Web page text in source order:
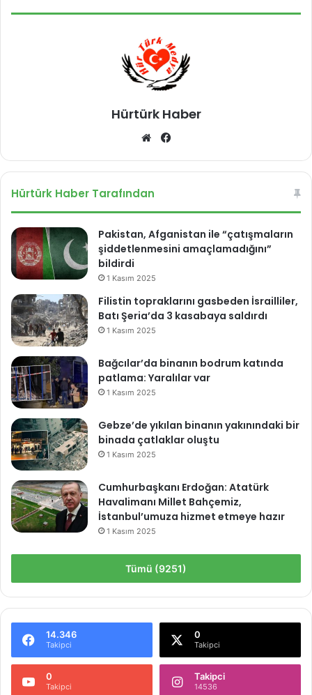
Hürtürk Haber
We
sit bo
Hürtürk Haber Tarafından
Pakistan, Afganistan ile “çatışmaların
şiddetlenmesini amaçlamadığını”
bildirdi
1 Kasım 2025
Filistin topraklarını gasbeden İsrailliler,
Batı Şeria’da 3 kasabaya saldırdı
1 Kasım 2025
Bağcılar’da binanın bodrum katında
patlama: Yaralılar var
1 Kasım 2025
Gebze’de yıkılan binanın yakınındaki bir
binada çatlaklar oluştu
1 Kasım 2025
Cumhurbaşkanı Erdoğan: Atatürk
Havalimanı Millet Bahçemiz,
İstanbul’umuza hizmet etmeye hazır
1 Kasım 2025
Tümü (9251)
14.346
Takipci
0
Takipci
0
Takipci
Takipci
14536